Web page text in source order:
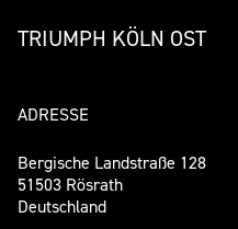
TRIUMPH KÖLN OST
ADRESSE
Bergische Landstraße 128
51503 Rösrath
Deutschland